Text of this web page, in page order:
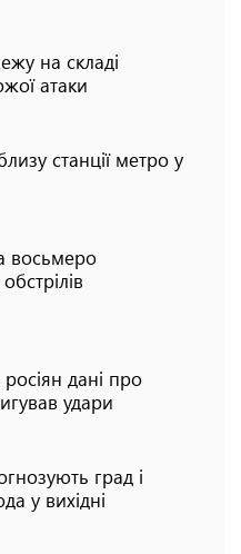
на складі
атаки
станції метро у
восьмеро
дані про
удари
град і
у вихідні